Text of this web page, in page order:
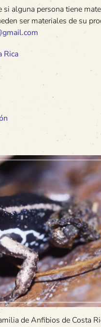
si alguna persona tiene
ser materiales de su
Rica
de Anfibios de Costa